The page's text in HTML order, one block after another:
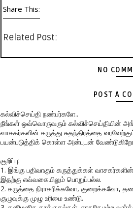
Share This:
Related Post:
NO
POST A
கல்விச்செய்தி நண்பர்களே..
நீங்கள் ஒவ்வொருவரும் கல்விச்செய்தியின்
வாசகர்களின் கருத்து சுதந்திரத்தை
பயன்படுத்திக் கொள்ள அன்புடன்
குறிப்பு:
1. இங்கு பதிவாகும் கருத்துக்கள்
இதற்கு எவ்வகையிலும் பொறுப்பல்ல.
2. கருத்தை நிராகரிக்கவோ, குறைக்கவோ,
குழுவுக்கு முழு உரிமை உண்டு.